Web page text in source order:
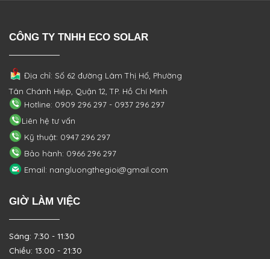
CÔNG TY TNHH ECO SOLAR
Địa chỉ: Số 62 đường Lâm Thị Hố, Phường
Tân Chánh Hiệp, Quận 12, TP. Hồ Chí Minh
Hotline: 0909 296 297 - 0937 296 297
Liên hệ tư vấn
Kỹ thuật: 0947 296 297
Bảo hành: 0966 296 297
Email: nangluongthegioi@gmail.com
GIỜ LÀM VIỆC
Sáng: 7:30 - 11:30
Chiều: 13:00 - 21:30